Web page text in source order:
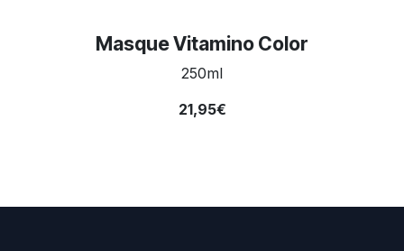
Masque Vitamino Color
250ml
21,95€